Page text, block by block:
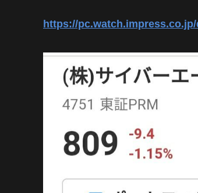
https://pc.watch.impress.co.jp/